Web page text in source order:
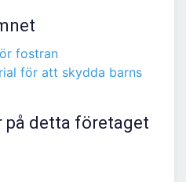
fostran
för att skydda barns
på detta företaget